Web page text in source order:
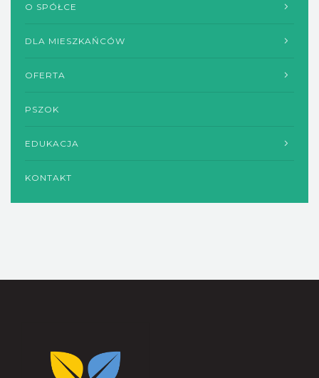
O SPÓŁCE
DLA MIESZKAŃCÓW
OFERTA
PSZOK
EDUKACJA
KONTAKT